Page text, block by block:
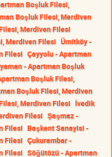
Boşluk Filesi,
Boşluk Filesi, Merdiven
Merdiven Filesi
Merdiven Filesi Ümitköy -
Filesi Çayyolu - Apartman
- Apartman Boşluk
Boşluk Filesi,
Boşluk Filesi, Merdiven
Merdiven Filesi İvedik
Filesi Şaşmaz -
Filesi Başkent Sanayisi -
Filesi Çukurambar -
Filesi Söğütözü - Apartman